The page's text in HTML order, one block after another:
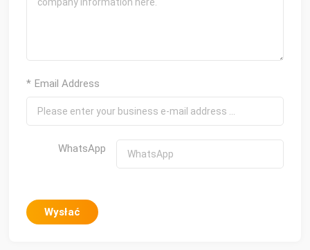
* Email Address
WhatsApp
Wysłać